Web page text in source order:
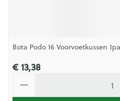
Bota Podo 16 Voorvoetkussen
€ 13,38